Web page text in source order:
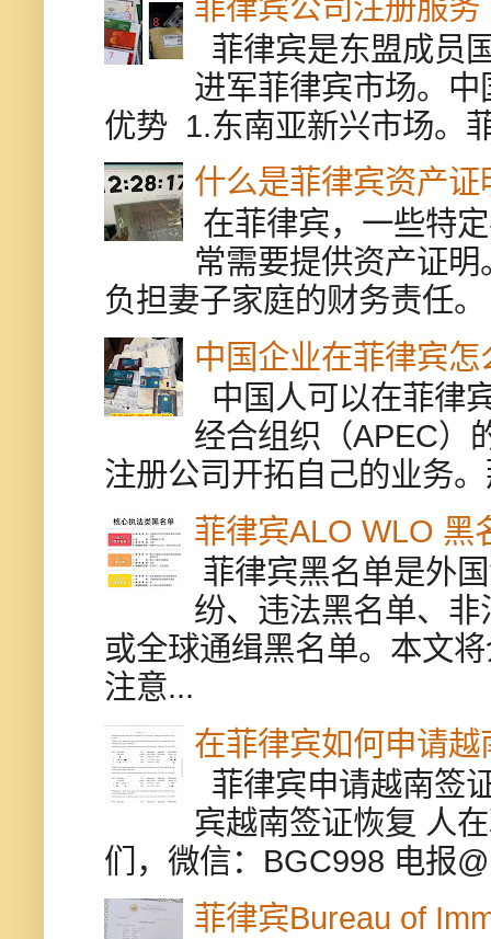
菲律宾公司注册服务
菲律宾是东盟成员
进军菲律宾市场。
优势 1.东南亚新兴市场。
什么是菲律宾资产证
在菲律宾，一些特
常需要提供资产证
负担妻子家庭的财务责任
中国企业在菲律宾怎
中国人可以在菲律
经合组织（APEC）
注册公司开拓自己的业务
菲律宾ALO WLO 黑
菲律宾黑名单是外
纷、违法黑名单、
或全球通缉黑名单。本文
注意...
在菲律宾如何申请越
菲律宾申请越南签
宾越南签证恢复 人
们，微信：BGC998 电报
菲律宾Bureau of